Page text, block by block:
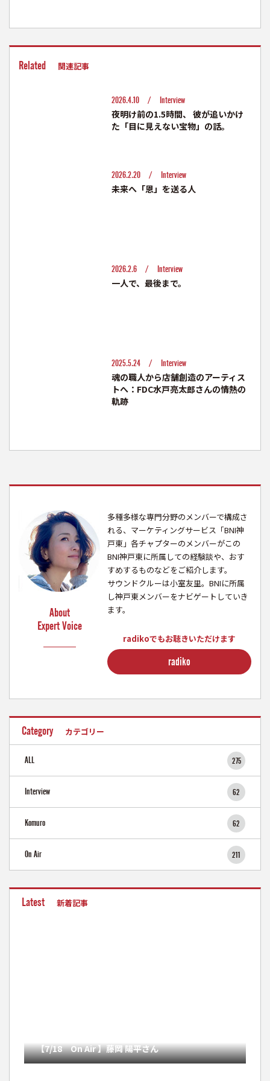
Related 関連記事
2026.4.10 /Interview
夜明け前の1.5時間、 彼が追いかけ
た「目に見えない宝物」の話。
2026.2.20 /Interview
未来へ「恩」を送る人
2026.2.6 /Interview
一人で、最後まで。
2025.5.24 /Interview
魂の職人から店舗創造のアーティス
トへ：FDC水戸亮太郎さんの情熱の
軌跡
About
Expert Voice
多種多様な専門分野のメンバーで構成さ
れる、マーケティングサービス「BNI神
戸東」各チャプターのメンバーがこの
BNI神戸東に所属しての経験談や、おす
すめするものなどをご紹介します。
サウンドクルーは小室友里。BNIに所属
し神戸東メンバーをナビゲートしていき
ます。
radikoでもお聴きいただけます
radiko
Category カテゴリー
ALL 275
Interview 62
Komuro 62
On Air 211
Latest 新着記事
【7/18 On Air 】藤岡 陽平さん